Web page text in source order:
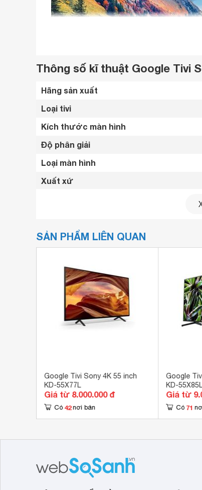
Bên cạnh đó, công nghệ Motionflow™
Thông số kĩ thuật Google Tivi
Hãng sản xuất
Loại tivi
Kích thước màn hình
Độ phân giải
Loại màn hình
Xuất xứ
Kết nối internet
Cổng xuất âm thanh
Cổng AV
Hệ điều hành, giao diện
Tích hợp đầu thu kỹ thuật số
Kết nối không dây với điện thoại, máy
tính bảng
Remote thông minh
Điều khiển bằng giọng nói
Điều khiển tivi bằng điện thoại
SẢN PHẨM LIÊN QUAN
Google Tivi Sony 4K 55 inch
KD-55X77L
Giá từ 8.000.000 đ
Có 42 nơi bán
Google
KD-55X85L
Giá từ
Có 71